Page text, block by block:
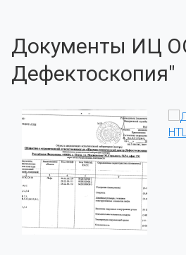
Документы ИЦ
Дефектоскопия"